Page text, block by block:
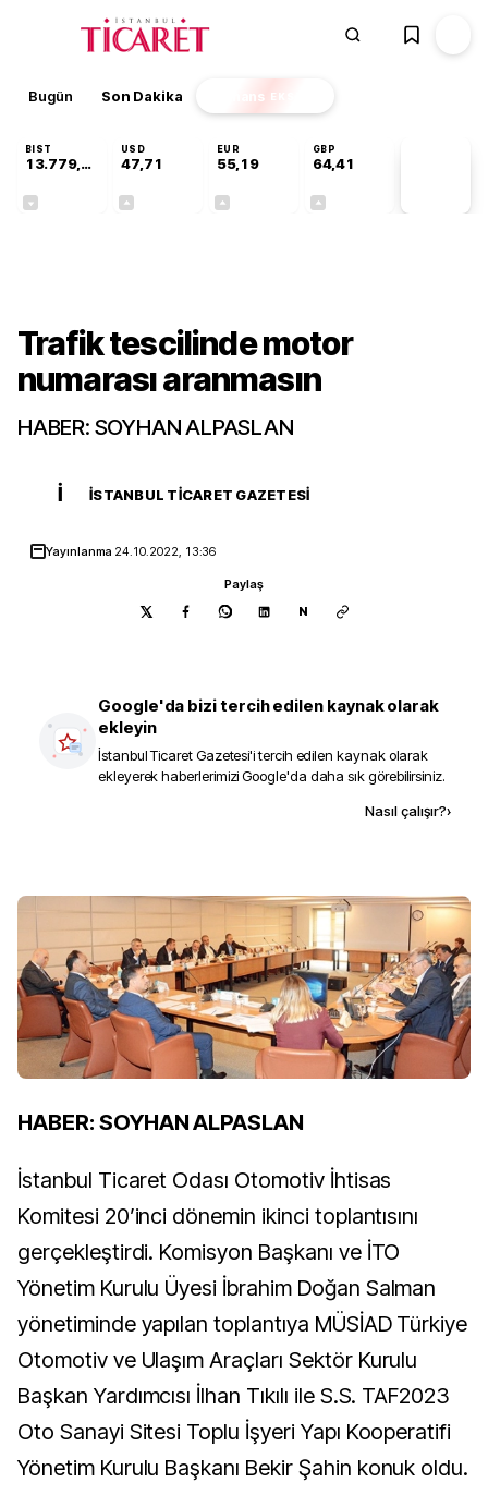
Bugün Son Dakika Finans EKSTRA
BIST
13.779,39
USD
47,71
EUR
55,19
GBP
64,41
Trafik tescilinde motor
numarası aranmasın
HABER: SOYHAN ALPASLAN
İ İSTANBUL TICARET GAZETESI
Yayınlanma 24.10.2022, 13:36
Paylaş
N
Google'da bizi tercih edilen kaynak olarak
ekleyin
İstanbul Ticaret Gazetesi'i tercih edilen kaynak olarak
ekleyerek haberlerimizi Google'da daha sık görebilirsiniz.
Nasıl çalışır?›
HABER: SOYHAN ALPASLAN
İstanbul Ticaret Odası Otomotiv İhtisas
Komitesi 20’inci dönemin ikinci toplantısını
gerçekleştirdi. Komisyon Başkanı ve İTO
Yönetim Kurulu Üyesi İbrahim Doğan Salman
yönetiminde yapılan toplantıya MÜSİAD Türkiye
Otomotiv ve Ulaşım Araçları Sektör Kurulu
Başkan Yardımcısı İlhan Tıkılı ile S.S. TAF2023
Oto Sanayi Sitesi Toplu İşyeri Yapı Kooperatifi
Yönetim Kurulu Başkanı Bekir Şahin konuk oldu.